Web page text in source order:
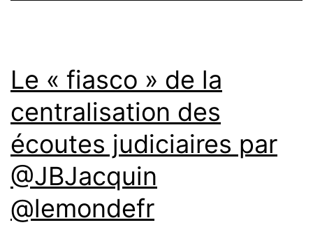
Le « fiasco » de la
centralisation des
écoutes judiciaires par
@JBJacquin
@lemondefr